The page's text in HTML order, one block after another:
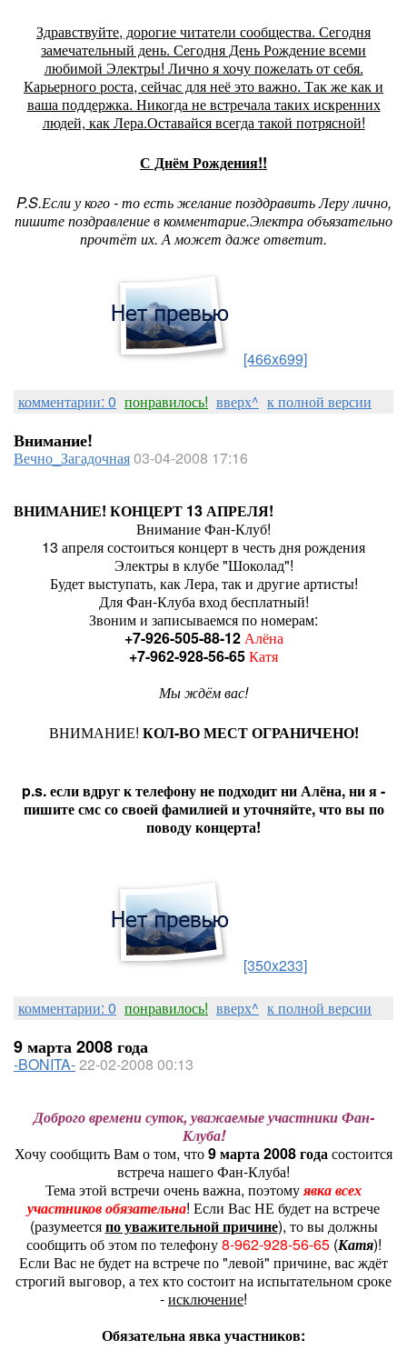
Здравствуйте, дорогие читатели сообщества. Сегодня
замечательный день. Сегодня День Рождение всеми
любимой Электры! Лично я хочу пожелать от себя.
Карьерного роста, сейчас для неё это важно. Так же как и
ваша поддержка. Никогда не встречала таких искренних
людей, как Лера.Оставайся всегда такой потрясной!
С Днём Рождения!!
P.S.Если у кого - то есть желание позддравить Леру лично,
пишите поздравление в комментарие.Электра объязательно
прочтёт их. А может даже ответит.
[466x699]
комментарии: 0 понравилось! вверх^ к полной версии
Внимание!
Вечно_Загадочная03-04-2008 17:16
ВНИМАНИЕ! КОНЦЕРТ 13 АПРЕЛЯ!
Внимание Фан-Клуб!
13 апреля состоиться концерт в честь дня рождения
Электры в клубе "Шоколад"!
Будет выступать, как Лера, так и другие артисты!
Для Фан-Клуба вход бесплатный!
Звоним и записываемся по номерам:
+7-926-505-88-12Алёна
+7-962-928-56-65Катя
Мы ждём вас!
ВНИМАНИЕ! КОЛ-ВО МЕСТ ОГРАНИЧЕНО!
p.s. если вдруг к телефону не подходит ни Алёна, ни я -
пишите смс со своей фамилией и уточняйте, что вы по
поводу концерта!
[350x233]
комментарии: 0 понравилось! вверх^ к полной версии
9 марта 2008 года
-BONITA-22-02-2008 00:13
Доброго времени суток, уважаемые участники Фан-
Клуба!
Хочу сообщить Вам о том, что9 марта 2008 годасостоится
встреча нашего Фан-Клуба!
Тема этой встречи очень важна, поэтомуявка всех
участников обязательна! Если Вас НЕ будет на встрече
(разумеетсяпо уважительной причине), то вы должны
сообщить об этом по телефону8-962-928-56-65(Катя)!
Если Вас не будет на встрече по "левой" причине, вас ждёт
строгий выговор, а тех кто состоит на испытательном сроке
-исключение!
Обязательна явка участников: